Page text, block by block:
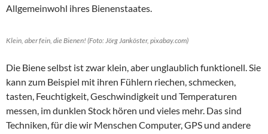
Allgemeinwohl ihres Bienenstaates.
Klein, aber fein, die Bienen! (Foto: Jörg Janköster, pixabay.com)
Die Biene selbst ist zwar klein, aber unglaublich funktionell. Sie
kann zum Beispiel mit ihren Fühlern riechen, schmecken,
tasten, Feuchtigkeit, Geschwindigkeit und Temperaturen
messen, im dunklen Stock hören und vieles mehr. Das sind
Techniken, für die wir Menschen Computer, GPS und andere